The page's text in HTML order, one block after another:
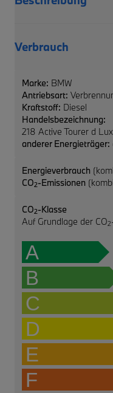
Verbrauch
Marke: BMW
Antriebsart:
Kraftstoff: Diesel
Handelsbezeichnung:
218 Active Tourer d
anderer Energieträger:
Energieverbrauch
CO2-Emissionen
CO2-Klasse
Auf Grundlage der CO2
A
B
C
D
E
F